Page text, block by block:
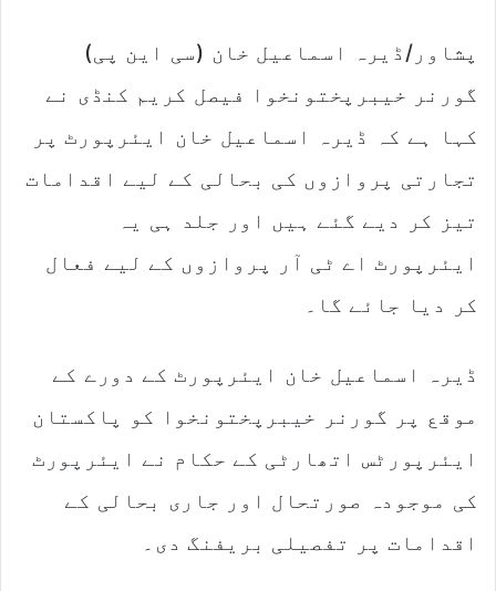
پشاور/ڈیرہ اسماعیل خان (سی این پی)
گورنر خیبرپختونخوا فیصل کریم کنڈی نے
کہا ہے کہ ڈیرہ اسماعیل خان ایئرپورٹ پر
تجارتی پروازوں کی بحالی کے لیے اقدامات
تیز کر دیے گئے ہیں اور جلد ہی یہ
ایئرپورٹ اے ٹی آر پروازوں کے لیے فعال
کر دیا جائے گا۔
ڈیرہ اسماعیل خان ایئرپورٹ کے دورے کے
موقع پر گورنر خیبرپختونخوا کو پاکستان
ایئرپورٹس اتھارٹی کے حکام نے ایئرپورٹ
کی موجودہ صورتحال اور جاری بحالی کے
اقدامات پر تفصیلی بریفنگ دی۔